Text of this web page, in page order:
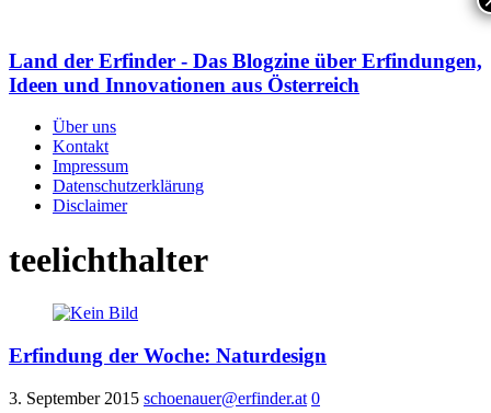
Land der Erfinder - Das Blogzine über Erfindungen,
Ideen und Innovationen aus Österreich
Über uns
Kontakt
Impressum
Datenschutzerklärung
Disclaimer
teelichthalter
Erfindung der Woche: Naturdesign
3. September 2015 schoenauer@erfinder.at 0